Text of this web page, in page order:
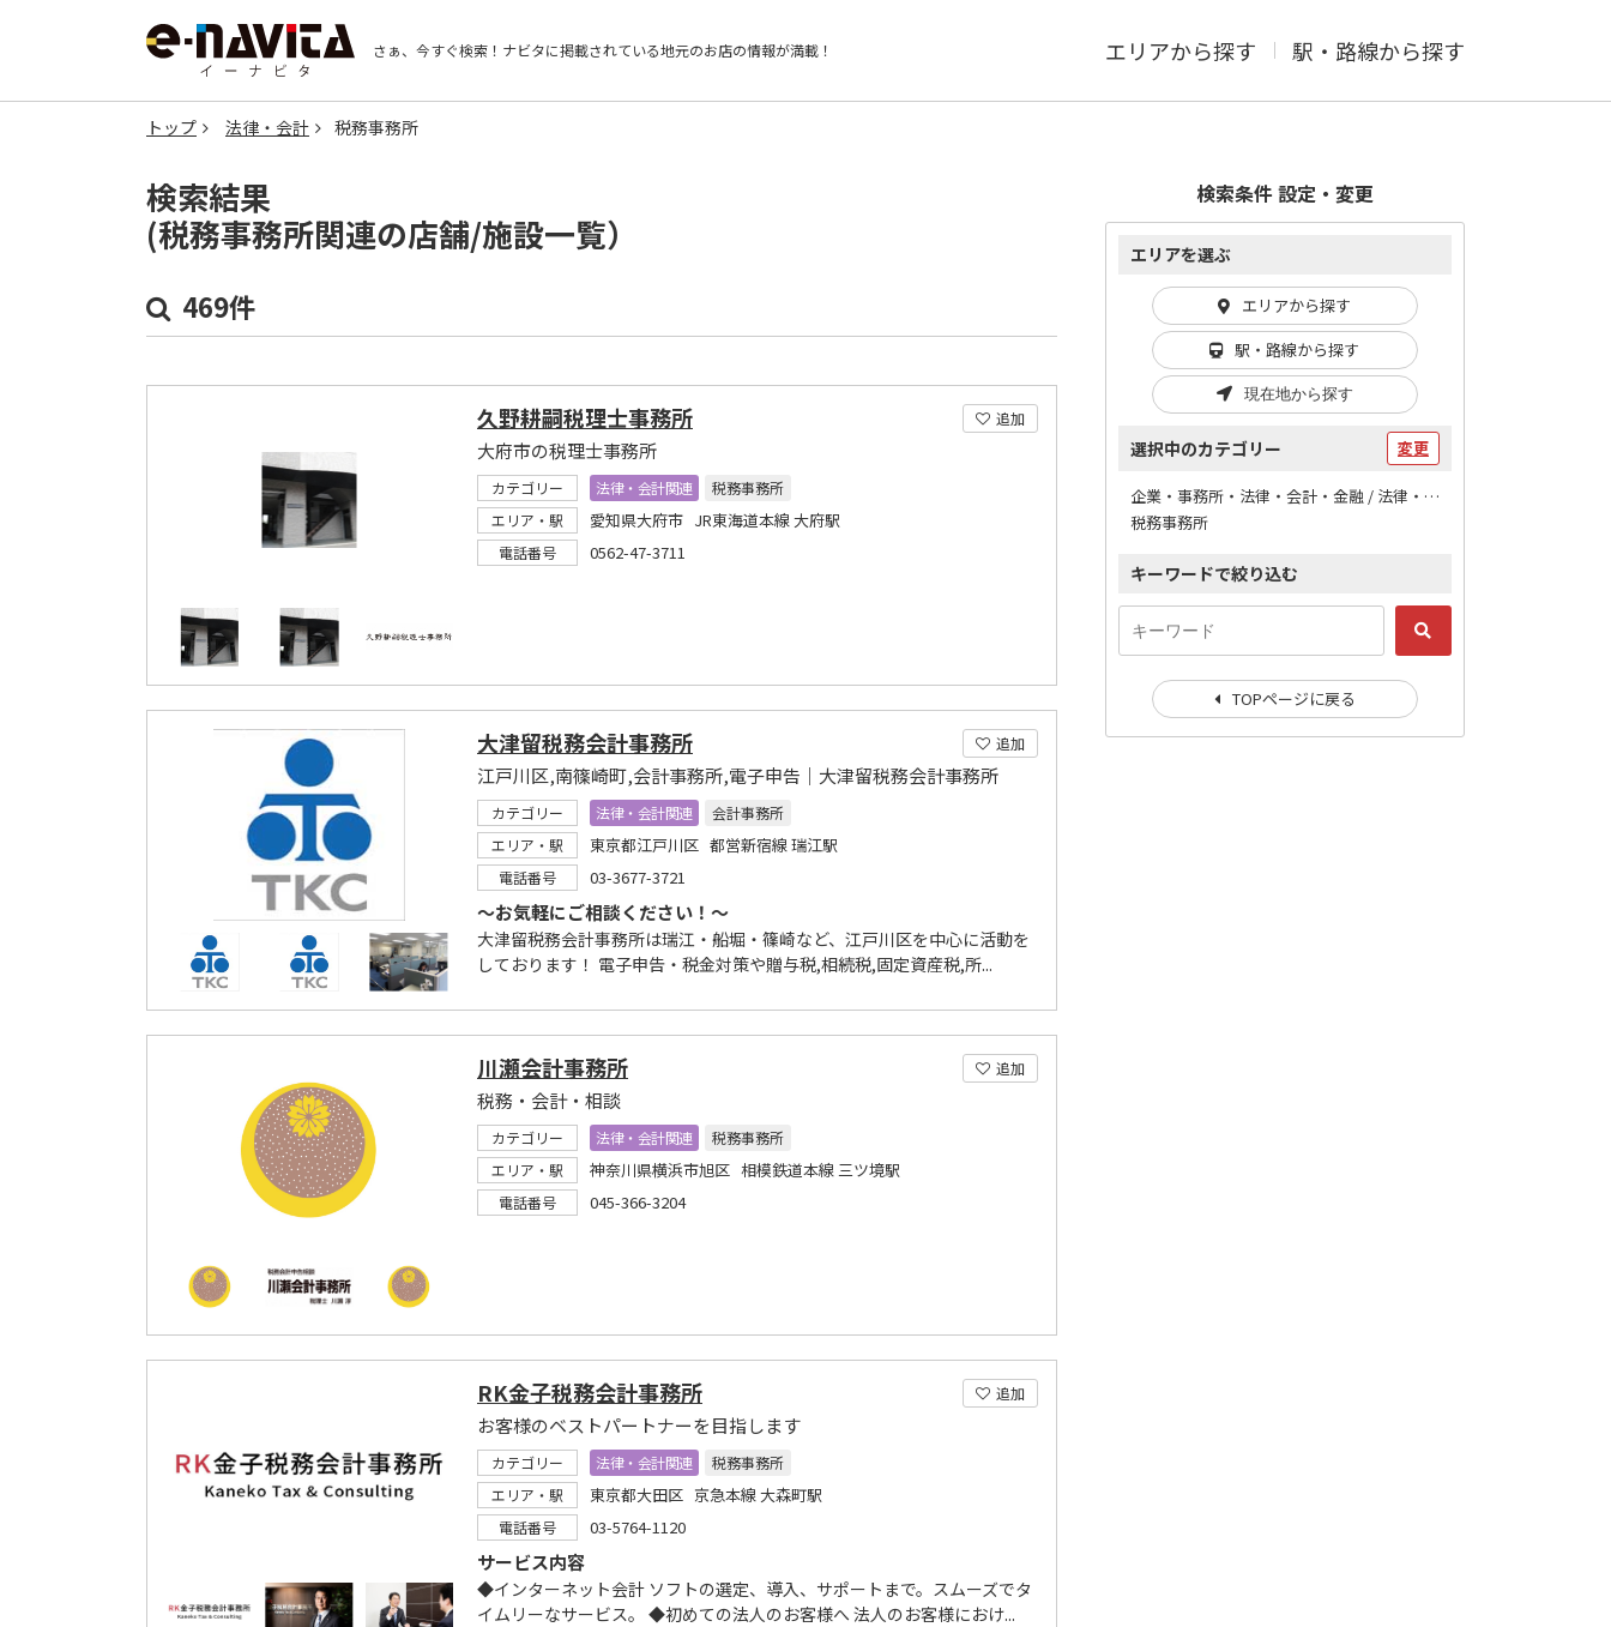
さぁ、今すぐ検索！ ナビタに掲載されている地元のお店の情報が満載！ エリアから探す 駅・路線から探す
トップ 法律・会計 税務事務所
検索結果
(税務事務所関連の店舗/施設一覧）
469件
追加
久野耕嗣税理士事務所
大府市の税理士事務所
カテゴリー 法律・会計関連
税務事務所
エリア・駅
愛知県大府市 JR東海道本線 大府駅
電話番号 0562-47-3711
追加
大津留税務会計事務所
江戸川区,南篠崎町,会計事務所,電子申告｜大津留税務会計事務所
カテゴリー 法律・会計関連
会計事務所
エリア・駅
東京都江戸川区 都営新宿線 瑞江駅
電話番号 03-3677-3721
～お気軽にご相談ください！～
大津留税務会計事務所は瑞江・船堀・篠崎など、江戸川区を中心に活動を
しております！ 電子申告・税金対策や贈与税,相続税,固定資産税,所...
追加
川瀬会計事務所
税務・会計・相談
カテゴリー 法律・会計関連
税務事務所
エリア・駅
神奈川県横浜市旭区 相模鉄道本線 三ツ境駅
電話番号 045-366-3204
追加
RK金子税務会計事務所
お客様のベストパートナーを目指します
カテゴリー 法律・会計関連
税務事務所
エリア・駅
東京都大田区 京急本線 大森町駅
電話番号 03-5764-1120
サービス内容
◆インターネット会計 ソフトの選定、導入、サポートまで。スムーズでタ
イムリーなサービス。 ◆​初めての法人のお客様へ 法人のお客様におけ...
検索条件 設定・変更
エリアを選ぶ
エリアから探す
駅・路線から探す
現在地から探す
選択中のカテゴリー 変更
企業・事務所・法律・会計・金融 / 法律・会計
税務事務所
キーワードで絞り込む
TOPページに戻る